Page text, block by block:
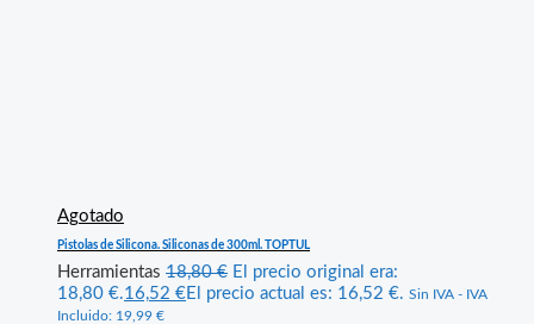
Agotado
Pistolas de Silicona. Siliconas de 300ml. TOPTUL
Herramientas 18,80€ El precio original era:
18,80 €.16,52 €El precio actual es: 16,52 €. Sin IVA - IVA
Incluido: 19,99 €